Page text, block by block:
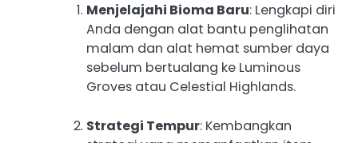
Menjelajahi Bioma Baru: Lengkapi diri
Anda dengan alat bantu penglihatan
malam dan alat hemat sumber daya
sebelum bertualang ke Luminous
Groves atau Celestial Highlands.
Strategi Tempur: Kembangkan